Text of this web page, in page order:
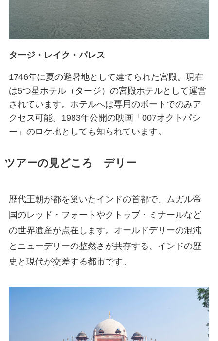
タージ・レイク・パレス
1746年に夏の避暑地として建てられた宮殿。現在
は5つ星ホテル（タージ）の宮殿ホテルとして運営
されています。ホテルへは専用のボートでのみア
クセス可能。1983年公開の映画「007オクトパシ
ー」のロケ地としても知られています。
ツアーの見どころ デリー
歴代王朝が都を築いたインドの首都で、ムガル帝
国のレッド・フォートやクトゥブ・ミナールなど
の世界遺産が点在します。オールドデリーの混沌
とニューデリーの整然さが共存する、インドの歴
史と現代が交差する都市です。